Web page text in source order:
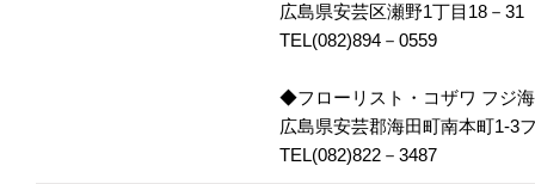
広島県安芸区瀬野1丁目18－31
TEL(082)894－0559
◆フローリスト・コザワ フジ
広島県安芸郡海田町南本町1-3
TEL(082)822－3487